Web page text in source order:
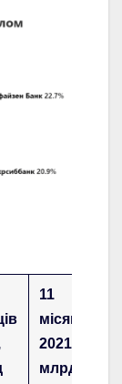
11
місяців
2021,
млрд